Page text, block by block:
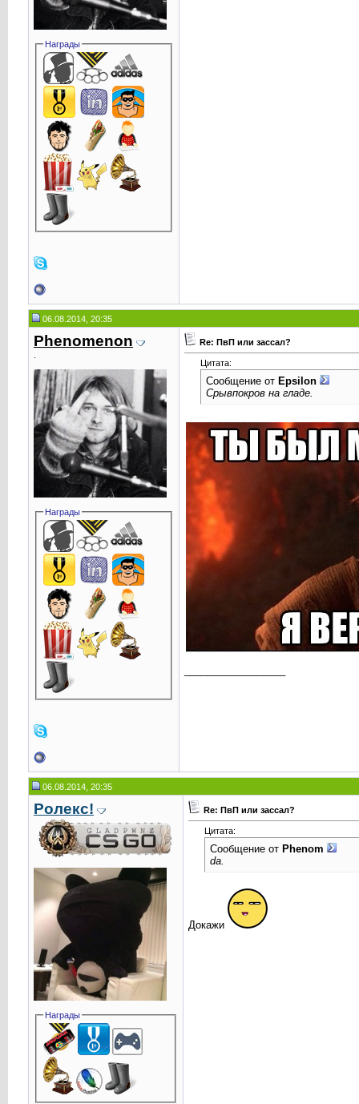
Награды
06.08.2014, 20:35
Phenomenоn
Награды
Re: ПвП или зассал?
Цитата:
Сообщение от Epsilоn
Срывпокров на гладе.
06.08.2014, 20:35
Ролекс!
Награды
Re: ПвП или зассал?
Цитата:
Сообщение от Phenom
da.
Докажи